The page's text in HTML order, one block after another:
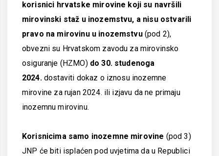
korisnici hrvatske mirovine koji su navršili
mirovinski staž u inozemstvu, a nisu ostvarili
pravo na mirovinu u inozemstvu(pod 2),
obvezni su Hrvatskom zavodu za mirovinsko
osiguranje (HZMO) do 30. studenoga
2024.dostaviti dokaz o iznosu inozemne
mirovine za rujan 2024. ili izjavu da ne primaju
inozemnu mirovinu.
Korisnicima samo inozemne mirovine (pod 3)
JNP će biti isplaćen pod uvjetima da u Republici